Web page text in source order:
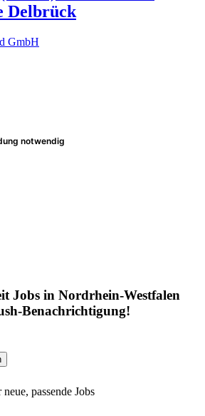
Delbrück
GmbH
notwendig
Jobs in Nordrhein-Westfalen
Benachrichtigung!
passende Jobs